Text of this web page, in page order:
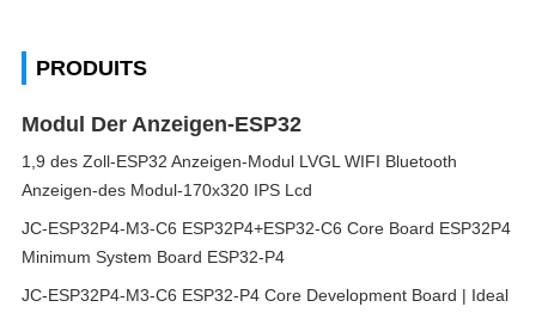
PRODUITS
Modul Der Anzeigen-ESP32
1,9 des Zoll-ESP32 Anzeigen-Modul LVGL WIFI Bluetooth
Anzeigen-des Modul-170x320 IPS Lcd
JC-ESP32P4-M3-C6 ESP32P4+ESP32-C6 Core Board ESP32P4
Minimum System Board ESP32-P4
JC-ESP32P4-M3-C6 ESP32-P4 Core Development Board | Ideal